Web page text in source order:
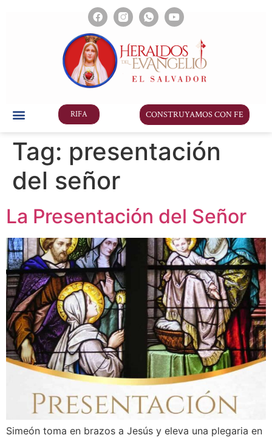
RIFA CONSTRUYAMOS CON FE
Tag: presentación
del señor
La Presentación del Señor
Simeón toma en brazos a Jesús y eleva una plegaria en